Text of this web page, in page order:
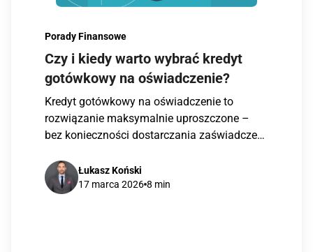
Porady Finansowe
Czy i kiedy warto wybrać kredyt
gotówkowy na oświadczenie?
Kredyt gotówkowy na oświadczenie to
rozwiązanie maksymalnie uproszczone –
bez konieczności dostarczania zaświadczeń
Łukasz Koński
17 marca 2026 8 min